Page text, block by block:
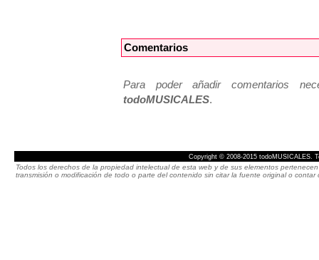
Comentarios
Para poder añadir comentarios
todoMUSICALES.
Copyright © 2008-2015 todoMUSICALES.
Todos los derechos de la propiedad intelectual de esta web y de sus elementos
transmisión o modificación de todo o parte del contenido sin citar la fuente original o